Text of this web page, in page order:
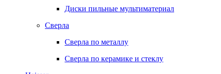
Диски пильные мультиматериал
Сверла
Сверла по металлу
Сверла по керамике и стеклу